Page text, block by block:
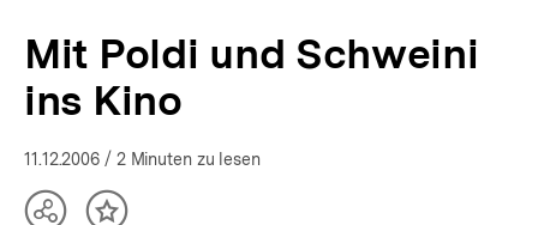
Mit Poldi und Schweini
ins Kino
11.12.2006 / 2 Minuten zu lesen